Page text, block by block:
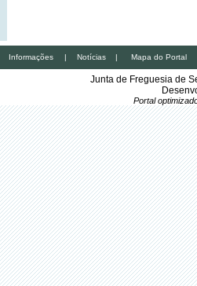
Informações | Notícias | Mapa do Portal
Junta de Freguesia de
Portal